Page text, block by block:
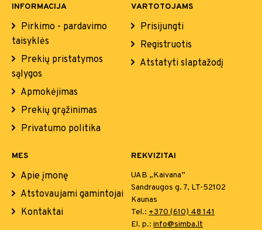
INFORMACIJA
Pirkimo - pardavimo
taisyklės
Prekių pristatymos
sąlygos
Apmokėjimas
Prekių grąžinimas
Privatumo politika
VARTOTOJAMS
Prisijungti
Registruotis
Atstatyti slaptažodį
MES
Apie įmonę
Atstovaujami gamintojai
Kontaktai
REKVIZITAI
UAB „Kaivana”
Sandraugos g. 7, LT-52102
Kaunas
Tel.: +370 (610) 48 141
El. p.: info@simba.lt